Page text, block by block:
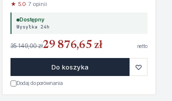
★ 5.0· 7 opinii
Dostępny
Wysyłka 24h
35 149,00 zł29 876,65 zł netto
Do koszyka ♡
Dodaj do porównania